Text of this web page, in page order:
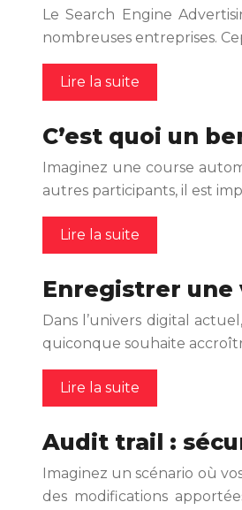
Le Search Engine
nombreuses entreprises.
Lire la suite
C’est quoi un
Imaginez une course
autres participants, il est
Lire la suite
Enregistrer une
Dans l’univers digital
quiconque souhaite
Lire la suite
Audit trail :
Imaginez un scénario où
des modifications